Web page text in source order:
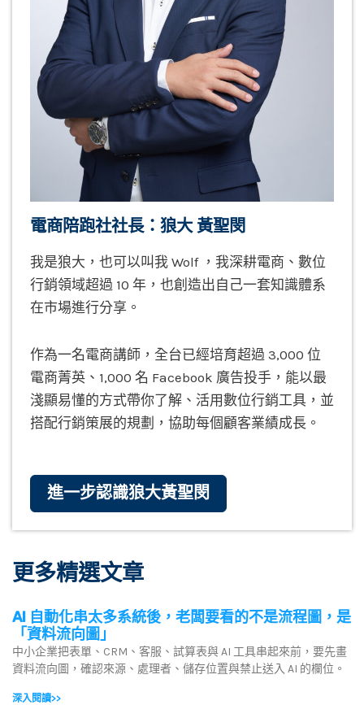
電商陪跑社社長：狼大 黃聖閔
我是狼大，也可以叫我 Wolf ，我深耕電商、數位
行銷領域超過 10 年，也創造出自己一套知識體系
在市場進行分享。
作為一名電商講師，全台已經培育超過 3,000 位
電商菁英、1,000 名 Facebook 廣告投手，能以最
淺顯易懂的方式帶你了解、活用數位行銷工具，並
搭配行銷策展的規劃，協助每個顧客業績成長。
進一步認識狼大黃聖閔
更多精選文章
AI 自動化串太多系統後，老闆要看的不是流程圖，是
「資料流向圖」
中小企業把表單、CRM、客服、試算表與 AI 工具串起來前，要先畫
資料流向圖，確認來源、處理者、儲存位置與禁止送入 AI 的欄位。
深入閱讀>>